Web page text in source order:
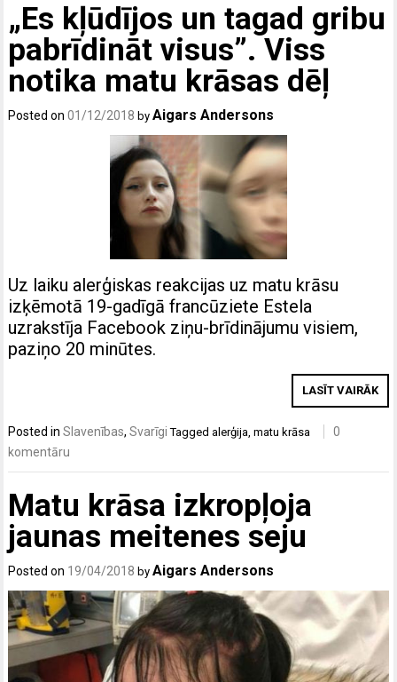
„Es kļūdījos un tagad gribu
pabrīdināt visus”. Viss
notika matu krāsas dēļ
Posted on01/12/2018 byAigars Andersons
Uz laiku alerģiskas reakcijas uz matu krāsu
izķēmotā 19-gadīgā francūziete Estela
uzrakstīja Facebook ziņu-brīdinājumu visiem,
paziņo 20 minūtes.
LASĪT VAIRĀK
Posted inSlavenības,Svarīgi Taggedalerģija,matu krāsa
0
komentāru
Matu krāsa izkropļoja
jaunas meitenes seju
Posted on 19/04/2018 byAigars Andersons